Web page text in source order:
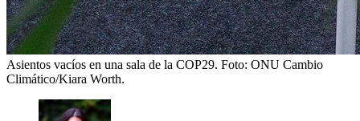
Asientos vacíos en una sala de la COP29. Foto: ONU Cambio
Climático/Kiara Worth.